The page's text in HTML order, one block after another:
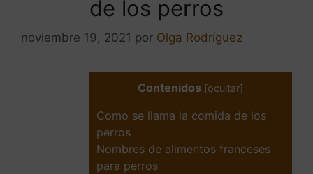
de los perros
noviembre 19, 2021 por Olga Rodríguez
Contenidos [ocultar]
Como se llama la comida de los
perros
Nombres de alimentos franceses
para perros